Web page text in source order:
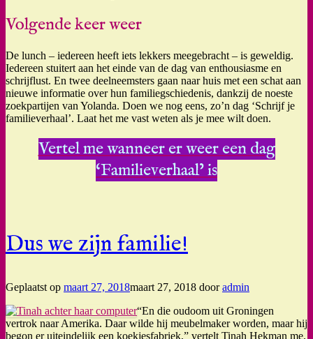
Volgende keer weer
De lunch – iedereen heeft iets lekkers meegebracht – is geweldig.
Iedereen stuitert aan het einde van de dag van enthousiasme en
schrijflust. En twee deelneemsters gaan naar huis met een schat aan
nieuwe informatie over hun familiegschiedenis, dankzij de noeste
zoekpartijen van Yolanda. Doen we nog eens, zo’n dag ‘Schrijf je
familieverhaal’. Laat het me vast weten als je mee wilt doen.
Vertel me wanneer er weer een dag
‘Familieverhaal’ is
Dus we zijn familie!
Geplaatst op maart 27, 2018maart 27, 2018 dooradmin
“En die oudoom uit Groningen
vertrok naar Amerika. Daar wilde hij meubelmaker worden, maar hij
begon er uiteindelijk een koekjesfabriek,” vertelt Tinah Hekman me.